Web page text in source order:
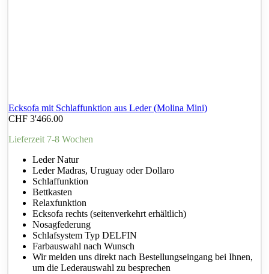
Ecksofa mit Schlaffunktion aus Leder (Molina Mini)
CHF 3'466.00
Lieferzeit 7-8 Wochen
Leder Natur
Leder Madras, Uruguay oder Dollaro
Schlaffunktion
Bettkasten
Relaxfunktion
Ecksofa rechts (seitenverkehrt erhältlich)
Nosagfederung
Schlafsystem Typ DELFIN
Farbauswahl nach Wunsch
Wir melden uns direkt nach Bestellungseingang bei Ihnen,
um die Lederauswahl zu besprechen